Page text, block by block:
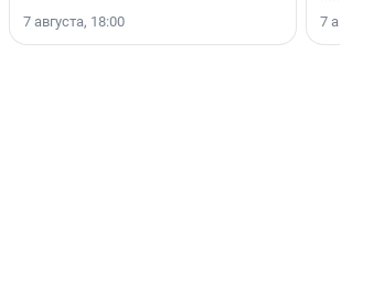
7 августа, 18:00
7